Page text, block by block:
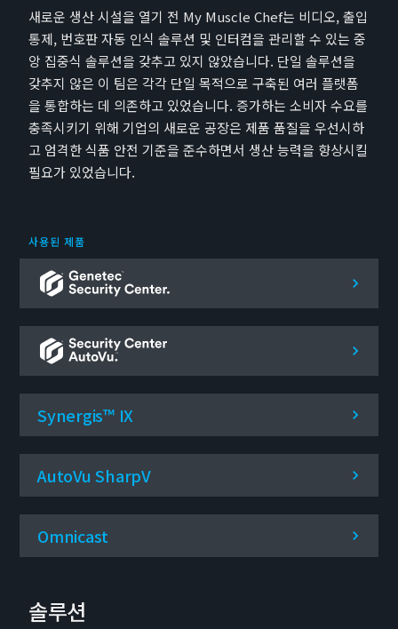
새로운 생산 시설을 열기 전 My Muscle Chef는 비디오, 출입
통제, 번호판 자동 인식 솔루션 및 인터컴을 관리할 수 있는 중
앙 집중식 솔루션을 갖추고 있지 않았습니다. 단일 솔루션을
갖추지 않은 이 팀은 각각 단일 목적으로 구축된 여러 플랫폼
을 통합하는 데 의존하고 있었습니다. 증가하는 소비자 수요를
충족시키기 위해 기업의 새로운 공장은 제품 품질을 우선시하
고 엄격한 식품 안전 기준을 준수하면서 생산 능력을 향상시킬
필요가 있었습니다.
사용된 제품
Synergis™ IX
AutoVu SharpV
Omnicast
솔루션